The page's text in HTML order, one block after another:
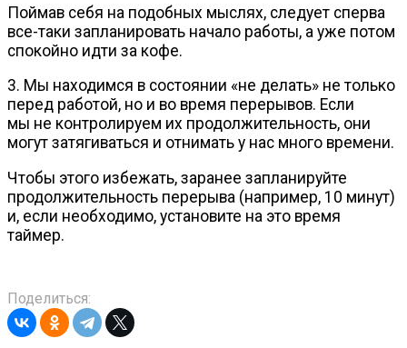
Поймав себя на подобных мыслях, следует сперва
все-таки запланировать начало работы, а уже потом
спокойно идти за кофе.
3. Мы находимся в состоянии «не делать» не только
перед работой, но и во время перерывов. Если
мы не контролируем их продолжительность, они
могут затягиваться и отнимать у нас много времени.
Чтобы этого избежать, заранее запланируйте
продолжительность перерыва (например, 10 минут)
и, если необходимо, установите на это время
таймер.
Поделиться: